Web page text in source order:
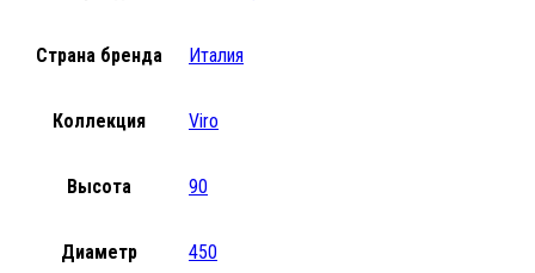
Страна бренда Италия
Коллекция Viro
Высота 90
Диаметр 450